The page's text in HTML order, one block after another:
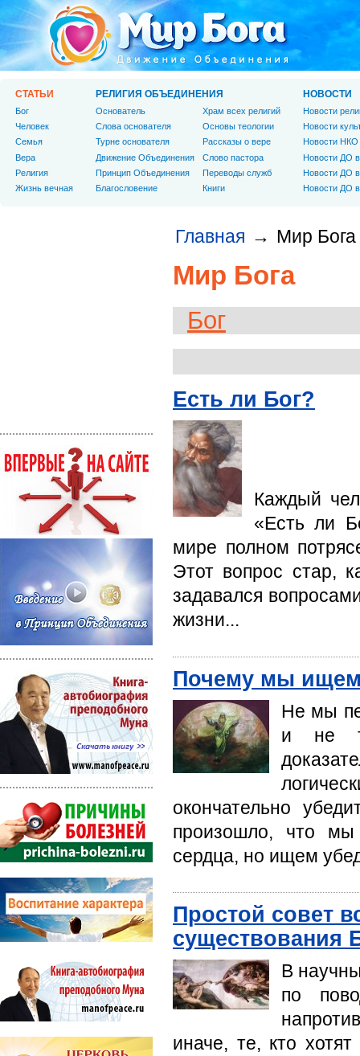
Главная → Мир Бога
Мир Бога
Бог
Есть ли Бог?
Каждый
«Есть ли
мире полном
Этот вопрос стар,
задавался
жизни...
Почему мы ищем
Не мы
и не
окончательно
произошло, что мы
сердца, но ищем
Простой совет
существования
В
по
иначе, те, кто
СТАТЬИ
Бог
Человек
Cемья
Вера
Религия
Жизнь вечная
РЕЛИГИЯ ОБЪЕДИНЕНИЯ
Основатель
Слова основателя
Турне основателя
Движение Объединения
Принцип Объединения
Благословение
Храм всех религий
Основы теологии
Рассказы о вере
Слово пастора
Переводы служб
Книги
НОВОСТИ
Новости
Новости
Новости НКО
Новости ДО
Новости ДО
Новости ДО